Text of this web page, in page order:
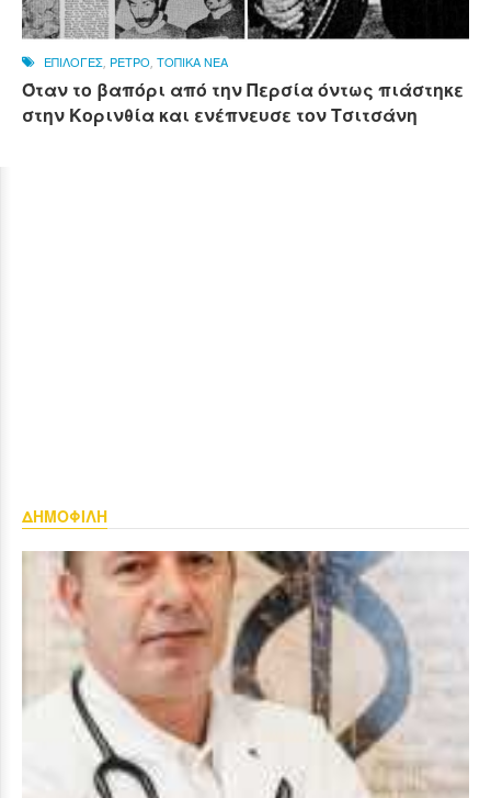
ΕΠΙΛΟΓΕΣ, ΡΕΤΡΟ, ΤΟΠΙΚΑ ΝΕΑ
Όταν το βαπόρι από την Περσία όντως πιάστηκε
στην Κορινθία και ενέπνευσε τον Τσιτσάνη
ΔΗΜΟΦΙΛΗ